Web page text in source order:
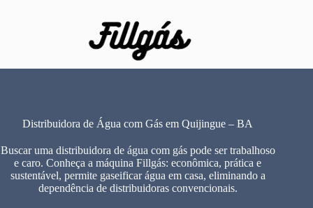
Distribuidora de Água com Gás em Quijingue – BA
Buscar uma distribuidora de água com gás pode ser trabalhoso
e caro. Conheça a máquina Fillgás: econômica, prática e
sustentável, permite gaseificar água em casa, eliminando a
dependência de distribuidoras convencionais.